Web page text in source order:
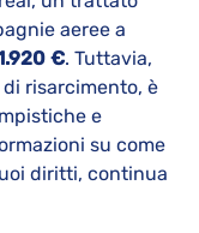
aeree a
€. Tuttavia,
risarcimento, è
e
su come
diritti, continua